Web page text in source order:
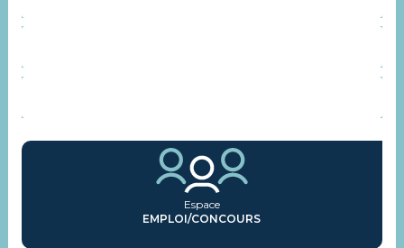
Espace
EMPLOI/CONCOURS